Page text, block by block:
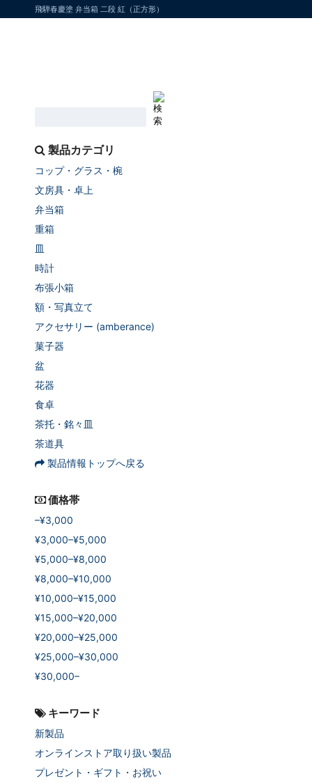
飛騨春慶塗 弁当箱 二段 紅（正方形）
製品カテゴリ
コップ・グラス・椀
文房具・卓上
弁当箱
重箱
皿
時計
布張小箱
額・写真立て
アクセサリー (amberance)
菓子器
盆
花器
食卓
茶托・銘々皿
茶道具
製品情報トップへ戻る
価格帯
–¥3,000
¥3,000–¥5,000
¥5,000–¥8,000
¥8,000–¥10,000
¥10,000–¥15,000
¥15,000–¥20,000
¥20,000–¥25,000
¥25,000–¥30,000
¥30,000–
キーワード
新製品
オンラインストア取り扱い製品
プレゼント・ギフト・お祝い